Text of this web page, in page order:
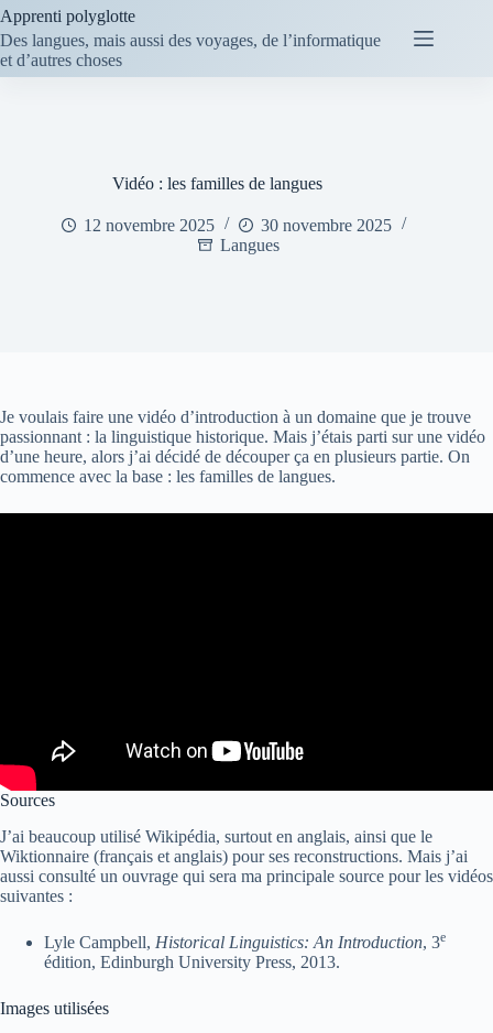
Passer
au
contenu
Apprenti polyglotte
Des langues, mais aussi des voyages, de l’informatique
et d’autres choses
Vidéo : les familles de langues
12 novembre 2025
30 novembre 2025
Langues
Je voulais faire une vidéo d’introduction à un domaine que je trouve
passionnant : la linguistique historique. Mais j’étais parti sur une vidéo
d’une heure, alors j’ai décidé de découper ça en plusieurs partie. On
commence avec la base : les familles de langues.
Sources
J’ai beaucoup utilisé Wikipédia, surtout en anglais, ainsi que le
Wiktionnaire (français et anglais) pour ses reconstructions. Mais j’ai
aussi consulté un ouvrage qui sera ma principale source pour les vidéos
suivantes :
Lyle Campbell, Historical Linguistics: An Introduction, 3e
édition, Edinburgh University Press, 2013.
Images utilisées